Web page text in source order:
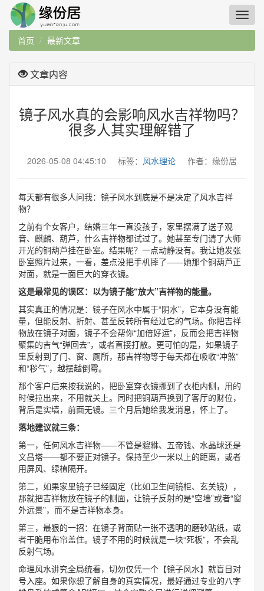
首页 最新文章
文章内容
镜子风水真的会影响风水吉祥物吗？
很多人其实理解错了
2026-05-08 04:45:10 标签： 风水理论 作者：缘份居
每天都有很多人问我：镜子风水到底是不是决定了风水吉祥
物？
之前有个女客户，结婚三年一直没孩子，家里摆满了送子观
音、麒麟、葫芦，什么吉祥物都试过了。她甚至专门请了大师
开光的铜葫芦挂在卧室。结果呢？一点动静没有。我让她发张
卧室照片过来，一看，差点没把手机摔了——她那个铜葫芦正
对面，就是一面巨大的穿衣镜。
这是最常见的误区：以为镜子能“放大”吉祥物的能量。
其实真正的情况是：镜子在风水中属于“阴水”，它本身没有能
量，但能反射、折射、甚至反转所有经过它的气场。你把吉祥
物放在镜子对面，镜子不会帮你“加倍好运”，反而会把吉祥物
聚集的吉气“弹回去”，或者直接打散。更可怕的是，如果镜子
里反射到了门、窗、厕所，那吉祥物等于每天都在吸收“冲煞”
和“秽气”，越摆越倒霉。
那个客户后来按我说的，把卧室穿衣镜挪到了衣柜内侧，用的
时候拉出来，不用就关上。同时把铜葫芦换到了客厅的财位，
背后是实墙，前面无镜。三个月后她给我发消息，怀上了。
落地建议就三条：
第一，任何风水吉祥物——不管是貔貅、五帝钱、水晶球还是
文昌塔——都不要正对镜子。保持至少一米以上的距离，或者
用屏风、绿植隔开。
第二，如果家里镜子已经固定（比如卫生间镜柜、玄关镜），
那就把吉祥物放在镜子的侧面，让镜子反射的是“空墙”或者“窗
外远景”，而不是吉祥物本身。
第三，最狠的一招：在镜子背面贴一张不透明的磨砂贴纸，或
者干脆用布帘盖住。镜子不用的时候就是一块“死板”，不会乱
反射气场。
命理风水讲究全局统看，切勿仅凭一个【镜子风水】就盲目对
号入座。如果你想了解自身的真实情况，最好通过专业的八字